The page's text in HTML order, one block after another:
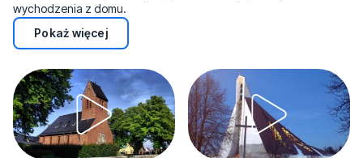
wychodzenia z domu.
Pokaż więcej